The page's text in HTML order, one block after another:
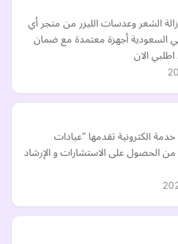
الشعر وعدسات الليزر من متجر أي
أجهزة معتمدة مع ضمان
الان
الكترونية تقدمها “عيادات
من الحصول على الاستشارات و الإرشاد